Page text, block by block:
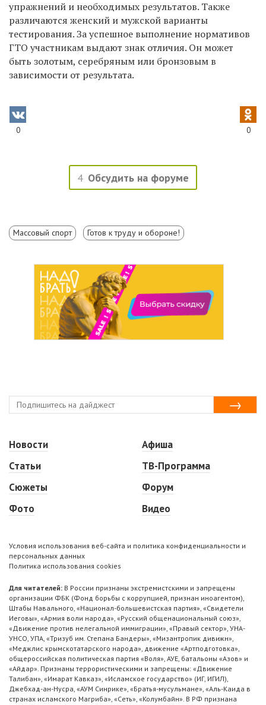
упражнений и необходимых результатов. Также
различаются женский и мужской варианты
тестирования. За успешное выполнение нормативов
ГТО участникам выдают знак отличия. Он может
быть золотым, серебряным или бронзовым в
зависимости от результата.
0 0
4 Обсудить на форуме
Массовый спорт Готов к труду и обороне!
Новости
Статьи
Сюжеты
Фото
Афиша
ТВ-Программа
Форум
Видео
Условия использования веб-сайта и политика конфиденциальности и
персональных данных
Политика использования cookies
Для читателей: В России признаны экстремистскими и запрещены
организации ФБК (Фонд борьбы с коррупцией, признан иноагентом),
Штабы Навального, «Национал-большевистская партия», «Свидетели
Иеговы», «Армия воли народа», «Русский общенациональный союз»,
«Движение против нелегальной иммиграции», «Правый сектор», УНА-
УНСО, УПА, «Тризуб им. Степана Бандеры», «Мизантропик дивижн»,
«Меджлис крымскотатарского народа», движение «Артподготовка»,
общероссийская политическая партия «Воля», АУЕ, батальоны «Азов» и
«Айдар». Признаны террористическими и запрещены: «Движение
Талибан», «Имарат Кавказ», «Исламское государство» (ИГ, ИГИЛ),
Джебхад-ан-Нусра, «АУМ Синрике», «Братья-мусульмане», «Аль-Каида в
странах исламского Магриба», «Сеть», «Колумбайн». В РФ признана